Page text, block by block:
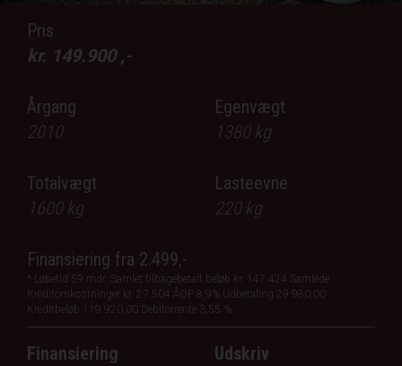
Pris
kr. 149.900 ,-
Årgang
2010
Egenvægt
1380 kg
Totalvægt
1600 kg
Lasteevne
220 kg
Finansiering fra 2.499,-
* Løbetid 59 mdr. Samlet tilbagebetalt beløb kr. 147.424 Samlede
Kreditomkostninger kr. 27.504 ÅOP 8,9% Udbetaling 29.980,00
Kreditbeløb 119.920,00 Debitorrente 3,55 %
Finansiering Udskriv